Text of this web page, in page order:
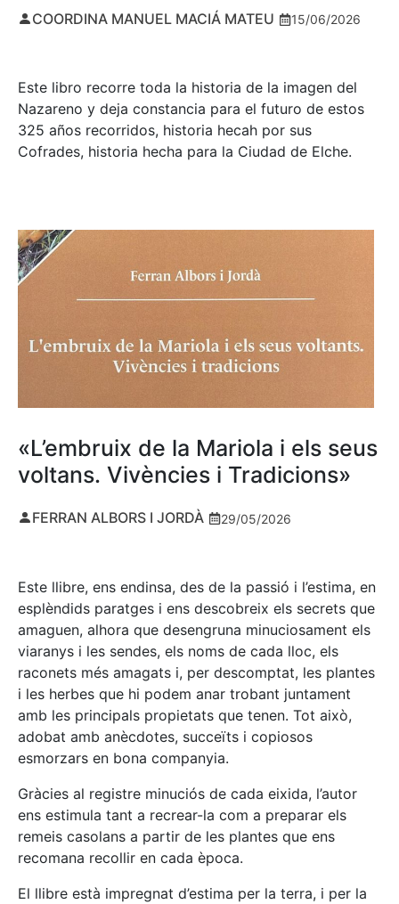
COORDINA MANUEL MACIÁ MATEU 15/06/2026
Este libro recorre toda la historia de la imagen del
Nazareno y deja constancia para el futuro de estos
325 años recorridos, historia hecah por sus
Cofrades, historia hecha para la Ciudad de Elche.
«L’embruix de la Mariola i els seus
voltans. Vivències i Tradicions»
FERRAN ALBORS I JORDÀ 29/05/2026
Este llibre, ens endinsa, des de la passió i l’estima, en
esplèndids paratges i ens descobreix els secrets que
amaguen, alhora que desengruna minuciosament els
viaranys i les sendes, els noms de cada lloc, els
raconets més amagats i, per descomptat, les plantes
i les herbes que hi podem anar trobant juntament
amb les principals propietats que tenen. Tot això,
adobat amb anècdotes, succeïts i copiosos
esmorzars en bona companyia.
Gràcies al registre minuciós de cada eixida, l’autor
ens estimula tant a recrear-la com a preparar els
remeis casolans a partir de les plantes que ens
recomana recollir en cada època.
El llibre està impregnat d’estima per la terra, i per la